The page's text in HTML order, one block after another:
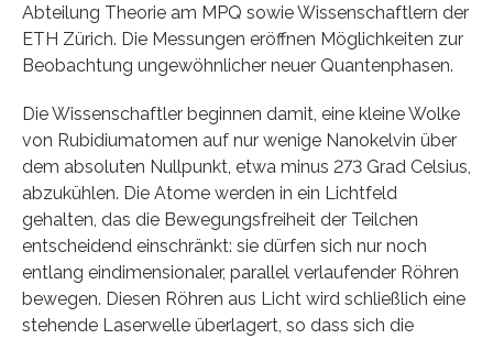
Abteilung Theorie am MPQ sowie Wissenschaftlern der
ETH Zürich. Die Messungen eröffnen Möglichkeiten zur
Beobachtung ungewöhnlicher neuer Quantenphasen.
Die Wissenschaftler beginnen damit, eine kleine Wolke
von Rubidiumatomen auf nur wenige Nanokelvin über
dem absoluten Nullpunkt, etwa minus 273 Grad Celsius,
abzukühlen. Die Atome werden in ein Lichtfeld
gehalten, das die Bewegungsfreiheit der Teilchen
entscheidend einschränkt: sie dürfen sich nur noch
entlang eindimensionaler, parallel verlaufender Röhren
bewegen. Diesen Röhren aus Licht wird schließlich eine
stehende Laserwelle überlagert, so dass sich die